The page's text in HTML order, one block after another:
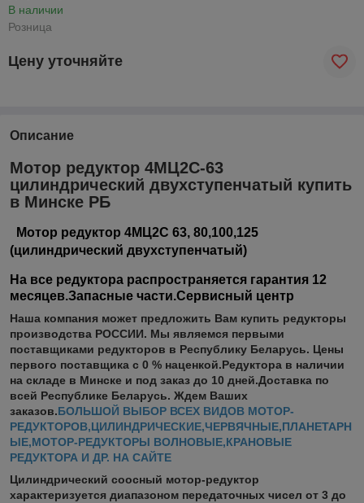
В наличии
Розница
Цену уточняйте
Описание
Мотор редуктор 4МЦ2С-63
цилиндрический двухступенчатый купить
в Минске РБ
Мотор редуктор 4МЦ2С 63, 80,100,125
(цилиндрический двухступенчатый)
На все редуктора распространяется гарантия 12
месяцев.Запасные части.Сервисный центр
Наша компания может предложить Вам купить редукторы
производства РОССИИ. Мы являемся первыми
поставщиками редукторов в Республику Беларусь. Цены
первого поставщика с 0 % наценкой.Редуктора в наличии
на складе в Минске и под заказ до 10 дней.Доставка по
всей Республике Беларусь. Ждем Ваших
заказов.БОЛЬШОЙ ВЫБОР ВСЕХ ВИДОВ МОТОР-
РЕДУКТОРОВ,ЦИЛИНДРИЧЕСКИЕ,ЧЕРВЯЧНЫЕ,ПЛАНЕТАРН
ЫЕ,МОТОР-РЕДУКТОРЫ ВОЛНОВЫЕ,КРАНОВЫЕ
РЕДУКТОРА И ДР. НА САЙТЕ
Цилиндрический соосный мотор-редуктор
характеризуется диапазоном передаточных чисел от 3 до